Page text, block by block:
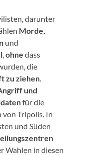
darunter
Morde,
und
,ohne dass
die
zu ziehen
und
für die
von Tripolis. In
und Süden
Wahlen in diesen